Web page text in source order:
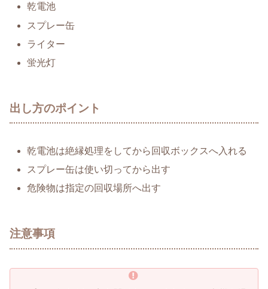
乾電池
スプレー缶
ライター
蛍光灯
出し方のポイント
乾電池は絶縁処理をしてから回収ボックスへ入れる
スプレー缶は使い切ってから出す
危険物は指定の回収場所へ出す
注意事項